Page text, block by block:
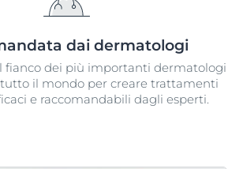
dai dermatologi​
fianco dei più importanti dermatologi
il mondo per creare trattamenti
e raccomandabili dagli esperti.